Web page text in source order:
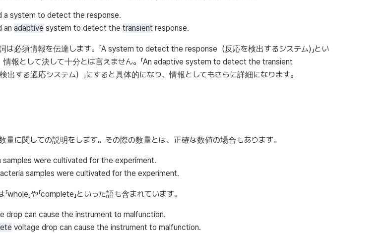
a system to detect the response.
an adaptive system to detect the transient response.
は必須情報を伝達します。「A system to detect the response（反応を検出するシステム)」とい
情報として決して十分とは言えません。「An adaptive system to detect the transient
する適応システム）」にすると具体的になり、情報としてもさらに詳細になります。
量に関しての説明をします。その際の数量とは、正確な数値の場合もあります。
samples were cultivated for the experiment.
samples were cultivated for the experiment.
whole」や「complete」といった語も含まれています。
drop can cause the instrument to malfunction.
voltage drop can cause the instrument to malfunction.